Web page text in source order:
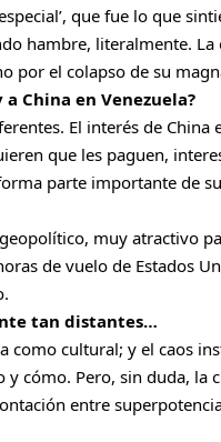
que fue lo que
hambre, literalmente. La
por el colapso de su
China en Venezuela?
El interés de China
que les paguen,
parte importante de
muy atractivo
de vuelo de Estados
tan distantes…
cultural; y el caos
cómo. Pero, sin duda, la
entre